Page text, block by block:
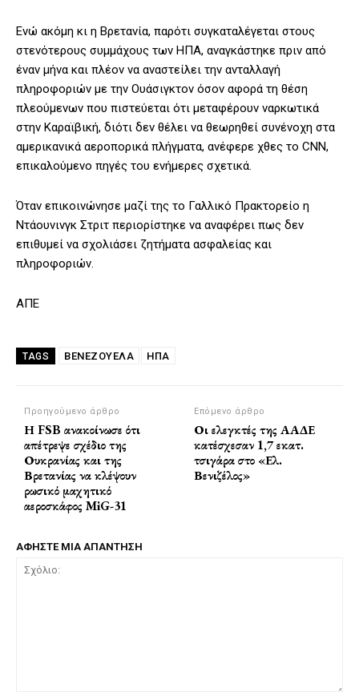
Ενώ ακόμη κι η Βρετανία, παρότι συγκαταλέγεται στους
στενότερους συμμάχους των ΗΠΑ, αναγκάστηκε πριν από
έναν μήνα και πλέον να αναστείλει την ανταλλαγή
πληροφοριών με την Ουάσιγκτον όσον αφορά τη θέση
πλεούμενων που πιστεύεται ότι μεταφέρουν ναρκωτικά
στην Καραϊβική, διότι δεν θέλει να θεωρηθεί συνένοχη στα
αμερικανικά αεροπορικά πλήγματα, ανέφερε χθες το CNN,
επικαλούμενο πηγές του ενήμερες σχετικά.
Όταν επικοινώνησε μαζί της το Γαλλικό Πρακτορείο η
Ντάουνινγκ Στριτ περιορίστηκε να αναφέρει πως δεν
επιθυμεί να σχολιάσει ζητήματα ασφαλείας και
πληροφοριών.
ΑΠΕ
TAGS ΒΕΝΕΖΟΥΈΛΑ ΗΠΑ
Προηγούμενο άρθρο
Η FSB ανακοίνωσε ότι
απέτρεψε σχέδιο της
Ουκρανίας και της
Βρετανίας να κλέψουν
ρωσικό μαχητικό
αεροσκάφος MiG-31
Επόμενο άρθρο
Οι ελεγκτές της ΑΑΔΕ
κατέσχεσαν 1,7 εκατ.
τσιγάρα στο «Ελ.
Βενιζέλος»
ΑΦΗΣΤΕ ΜΙΑ ΑΠΑΝΤΗΣΗ